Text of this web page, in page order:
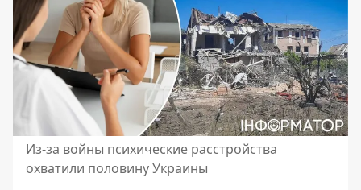
Из-за войны психические расстройства
охватили половину Украины